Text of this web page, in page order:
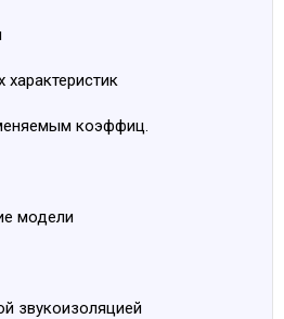
коэффиц.
модели
звукоизоляцией